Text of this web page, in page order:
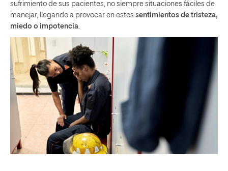
sufrimiento de sus pacientes, no siempre situaciones fáciles de
manejar, llegando a provocar en estos sentimientos de tristeza,
miedo o impotencia.